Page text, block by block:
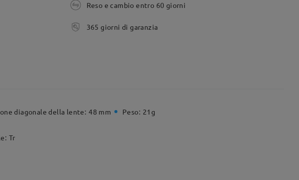
Reso e cambio entro 60 giorni
365 giorni di garanzia
diagonale della lente: 48 mm Peso: 21g
Tr